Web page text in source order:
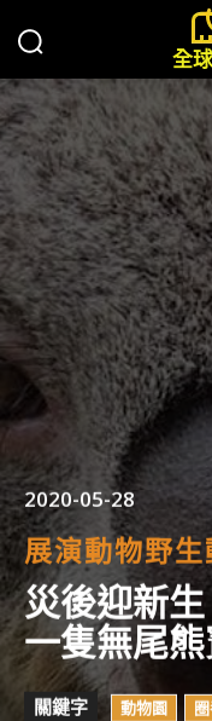
全
2020-05-28
展演動物野
災後迎新
一隻無尾
關鍵字 動物園